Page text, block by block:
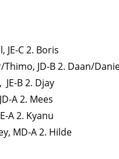
JE-C 2. Boris
Thimo, JD-B 2. Daan/
JE-B 2. Djay
A 2. Mees
A 2. Kyanu
MD-A 2. Hilde